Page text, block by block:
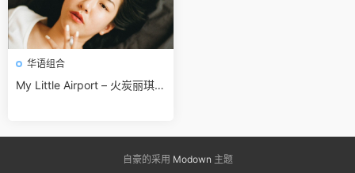
华语组合
My Little Airport – 火炭丽琪[3
自豪的采用 Modown 主题